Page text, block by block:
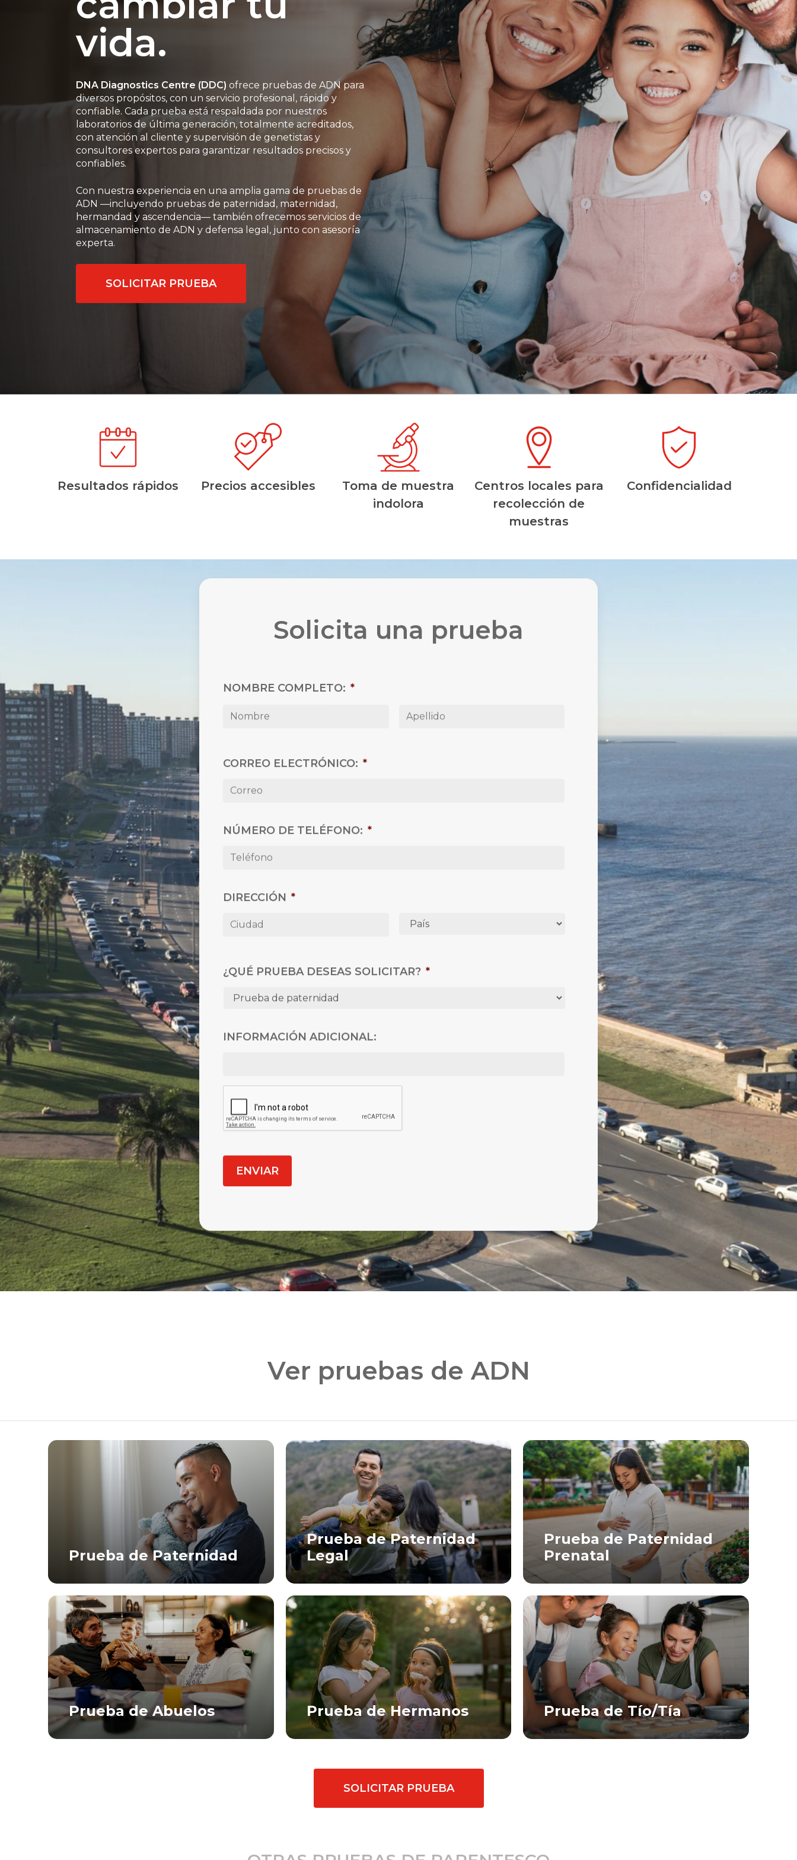
Hit enter to search or ESC to close
vida.
DNA Diagnostics Centre (DDC) ofrece pruebas de ADN para
diversos propósitos, con un servicio profesional, rápido y
confiable. Cada prueba está respaldada por nuestros
laboratorios de última generación, totalmente acreditados,
con atención al cliente y supervisión de genetistas y
consultores expertos para garantizar resultados precisos y
confiables.
Con nuestra experiencia en una amplia gama de pruebas de
ADN —incluyendo pruebas de paternidad, maternidad,
hermandad y ascendencia— también ofrecemos servicios de
almacenamiento de ADN y defensa legal, junto con asesoría
experta.
SOLICITAR PRUEBA
Resultados rápidos Precios accesibles
Toma de muestra
indolora
Centros locales para
recolección de
muestras
Confidencialidad
Solicita una prueba
NOMBRE COMPLETO: *
Nombre
CORREO ELECTRÓNICO: *
NÚMERO DE TELÉFONO: *
DIRECCIÓN *
¿QUÉ PRUEBA DESEAS SOLICITAR? *
INFORMACIÓN ADICIONAL:
Ver pruebas de ADN
Prueba de Paternidad
Prueba de Paternidad
Legal
Prueba de Paternidad
Prenatal
Prueba de Abuelos Prueba de Hermanos Prueba de Tío/Tía
SOLICITAR PRUEBA